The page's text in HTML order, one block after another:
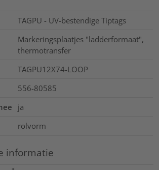
TAGPU - UV-bestendige Tiptags
Markeringsplaatjes "ladderformaat",
thermotransfer
TAGPU12X74-LOOP
556-80585
ja
rolvorm
informatie